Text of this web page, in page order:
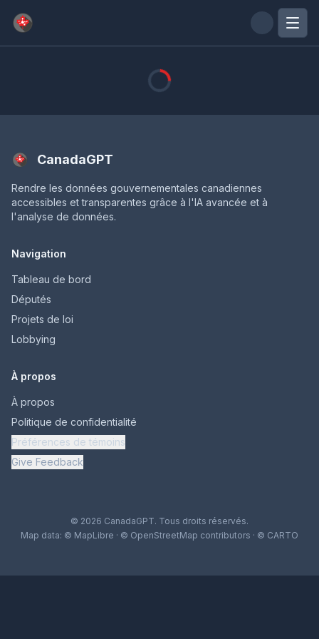
CanadaGPT
Rendre les données gouvernementales canadiennes
accessibles et transparentes grâce à l'IA avancée et à
l'analyse de données.
Navigation
Tableau de bord
Députés
Projets de loi
Lobbying
À propos
À propos
Politique de confidentialité
Préférences de témoins
Give Feedback
© 2026 CanadaGPT. Tous droits réservés.
Map data: © MapLibre · © OpenStreetMap contributors · © CARTO